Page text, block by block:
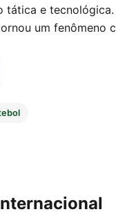
tática e
um fenômeno